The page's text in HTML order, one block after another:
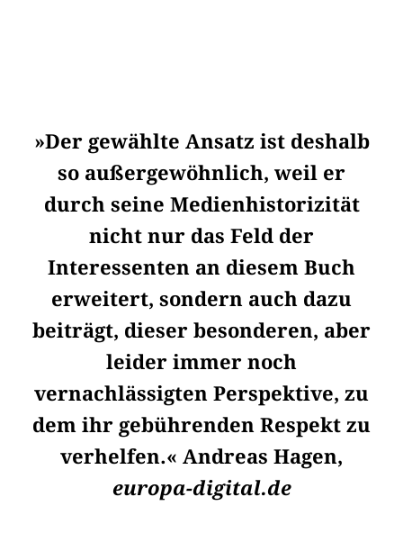
»Der gewählte Ansatz ist deshalb
so außergewöhnlich, weil er
durch seine Medienhistorizität
nicht nur das Feld der
Interessenten an diesem Buch
erweitert, sondern auch dazu
beiträgt, dieser besonderen, aber
leider immer noch
vernachlässigten Perspektive, zu
dem ihr gebührenden Respekt zu
verhelfen.« Andreas Hagen,
europa-digital.de